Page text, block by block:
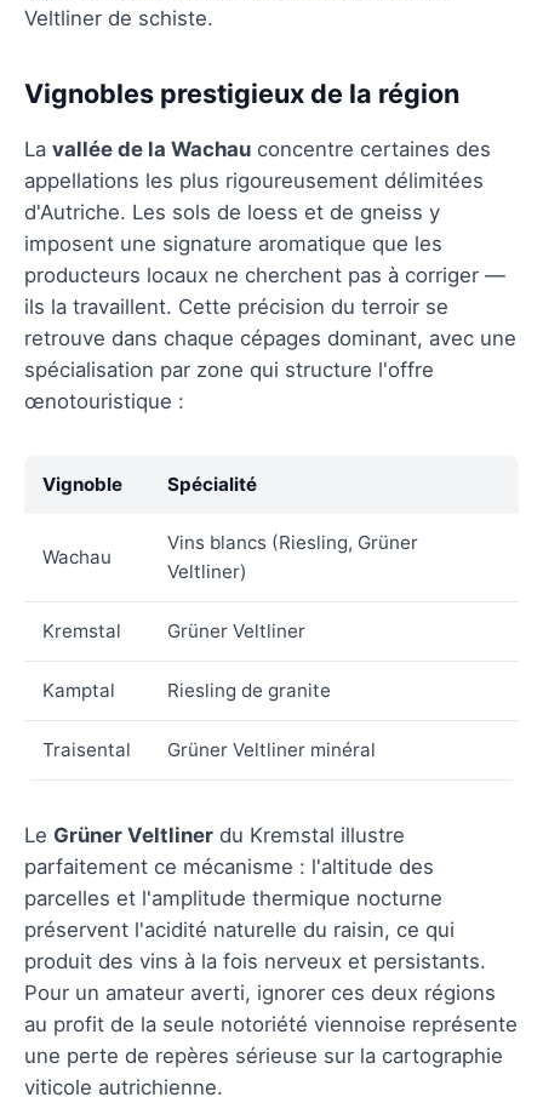
Veltliner de schiste.
Vignobles prestigieux de la région
La vallée de la Wachau concentre certaines des
appellations les plus rigoureusement délimitées
d'Autriche. Les sols de loess et de gneiss y
imposent une signature aromatique que les
producteurs locaux ne cherchent pas à corriger —
ils la travaillent. Cette précision du terroir se
retrouve dans chaque cépages dominant, avec une
spécialisation par zone qui structure l'offre
œnotouristique :
Vignoble Spécialité
Wachau
Vins blancs (Riesling, Grüner
Veltliner)
Kremstal Grüner Veltliner
Kamptal Riesling de granite
Traisental Grüner Veltliner minéral
Le Grüner Veltliner du Kremstal illustre
parfaitement ce mécanisme : l'altitude des
parcelles et l'amplitude thermique nocturne
préservent l'acidité naturelle du raisin, ce qui
produit des vins à la fois nerveux et persistants.
Pour un amateur averti, ignorer ces deux régions
au profit de la seule notoriété viennoise représente
une perte de repères sérieuse sur la cartographie
viticole autrichienne.